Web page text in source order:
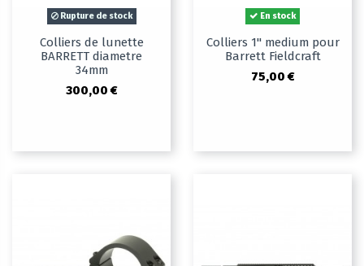
Rupture de stock
Colliers de lunette
BARRETT diametre
34mm
300,00 €
En stock
Colliers 1" medium pour
Barrett Fieldcraft
75,00 €